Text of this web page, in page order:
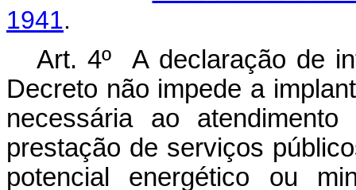
1941.
Art. 4º A declaração de
Decreto não impede a
necessária ao
prestação de serviços
potencial energético ou